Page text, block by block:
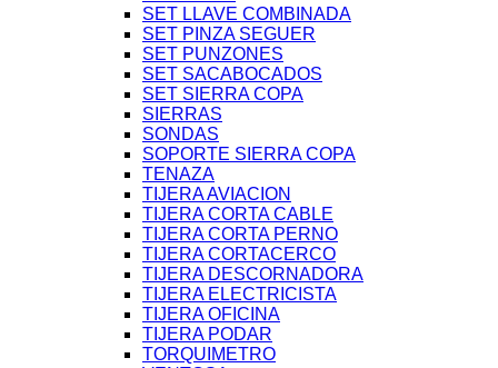
SET LLAVE COMBINADA
SET PINZA SEGUER
SET PUNZONES
SET SACABOCADOS
SET SIERRA COPA
SIERRAS
SONDAS
SOPORTE SIERRA COPA
TENAZA
TIJERA AVIACION
TIJERA CORTA CABLE
TIJERA CORTA PERNO
TIJERA CORTACERCO
TIJERA DESCORNADORA
TIJERA ELECTRICISTA
TIJERA OFICINA
TIJERA PODAR
TORQUIMETRO